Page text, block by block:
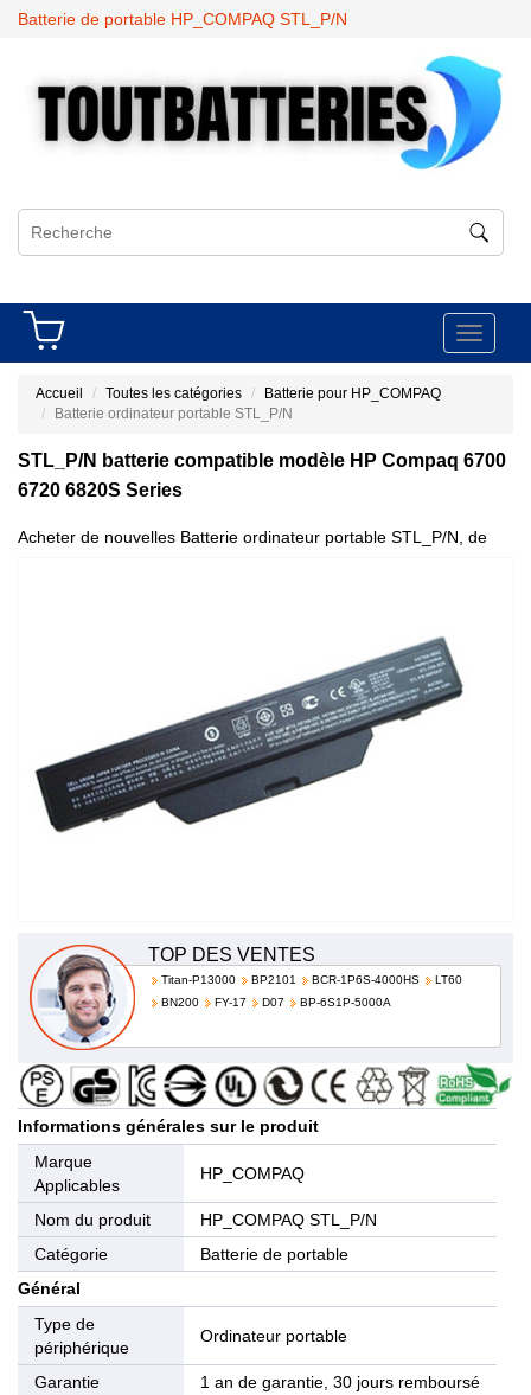
Batterie de portable HP_COMPAQ STL_P/N
Toggle
Accueil Toutes les catégories
Batterie pour HP_COMPAQ
Batterie ordinateur portable STL_P/N
STL_P/N batterie compatible modèle HP Compaq 6700
6720 6820S Series
Acheter de nouvelles Batterie ordinateur portable STL_P/N, de
TOP DES VENTES
Titan-P13000 BP2101 BCR-1P6S-4000HS
LT60
BN200
FY-17 D07 BP-6S1P-5000A
Informations générales sur le produit
Marque
Applicables
HP_COMPAQ
Nom du produit
HP_COMPAQ STL_P/N
Catégorie
Batterie de portable
Général
Type de
périphérique
Ordinateur portable
Garantie
1 an de garantie, 30 jours remboursé